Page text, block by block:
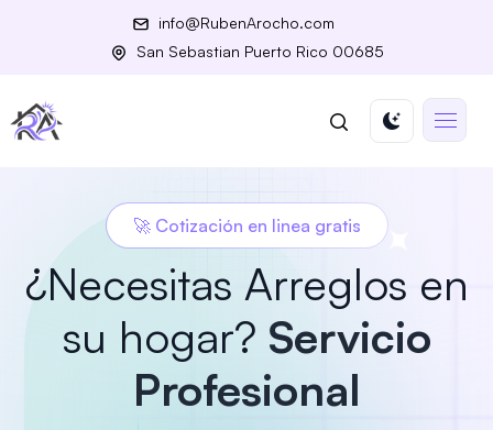
info@RubenArocho.com
San Sebastian Puerto Rico 00685
🚀 Cotización en linea gratis
¿Necesitas Arreglos en
su hogar? Servicio
Profesional